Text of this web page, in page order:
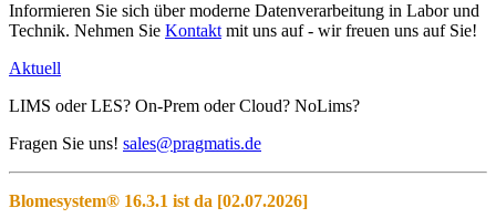
Informieren Sie sich über moderne Datenverarbeitung in Labor und
Technik. Nehmen Sie Kontakt mit uns auf - wir freuen uns auf Sie!
Aktuell
LIMS oder LES? On-Prem oder Cloud? NoLims?
Fragen Sie uns! sales@pragmatis.de
Blomesystem® 16.3.1 ist da [02.07.2026]